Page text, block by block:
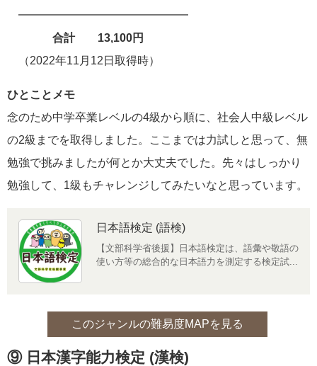
━━━━━━━━━━━━━━━
合計 13,100円
（2022年11月12日取得時）
ひとことメモ
念のため中学卒業レベルの4級から順に、社会人中級レベル
の2級までを取得しました。ここまでは力試しと思って、無
勉強で挑みましたが何とか大丈夫でした。先々はしっかり
勉強して、1級もチャレンジしてみたいなと思っています。
日本語検定 (語検)
【文部科学省後援】日本語検定は、語彙や敬語の
使い方等の総合的な日本語力を測定する検定試...
このジャンルの難易度MAPを見る
⑨ 日本漢字能力検定 (漢検)